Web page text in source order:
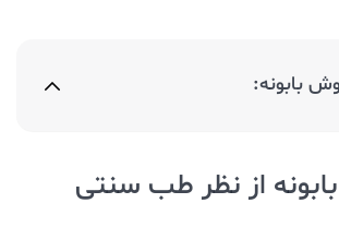
بابونه:
از نظر طب سنتی